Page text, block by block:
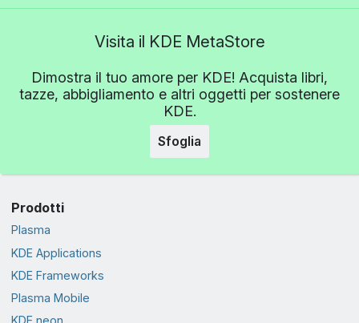
Visita il KDE MetaStore
Dimostra il tuo amore per KDE! Acquista libri,
tazze, abbigliamento e altri oggetti per sostenere
KDE.
Sfoglia
Prodotti
Plasma
KDE Applications
KDE Frameworks
Plasma Mobile